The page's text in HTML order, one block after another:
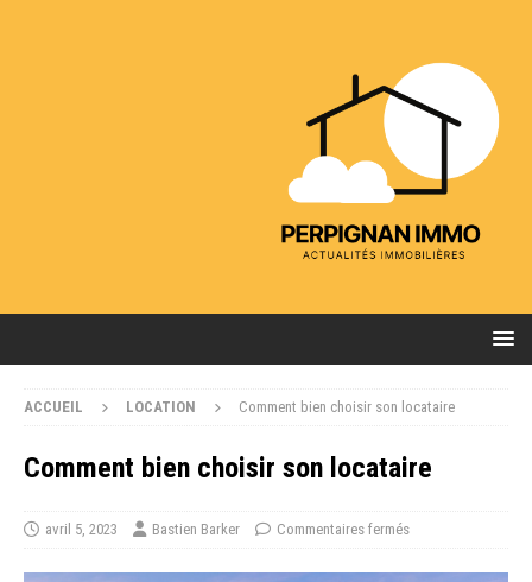
ACCUEIL LOCATION Comment bien choisir son locataire
Comment bien choisir son locataire
avril 5, 2023 Bastien Barker Commentaires fermés